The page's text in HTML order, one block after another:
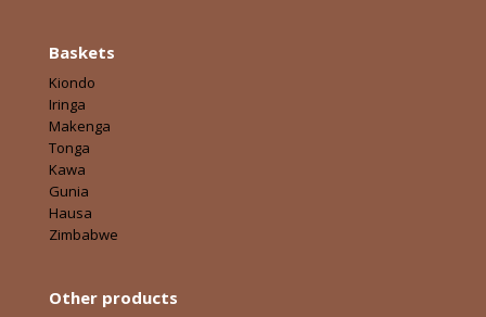
Baskets
Kiondo
Iringa
Makenga
Tonga
Kawa
Gunia
Hausa
Zimbabwe
Other products